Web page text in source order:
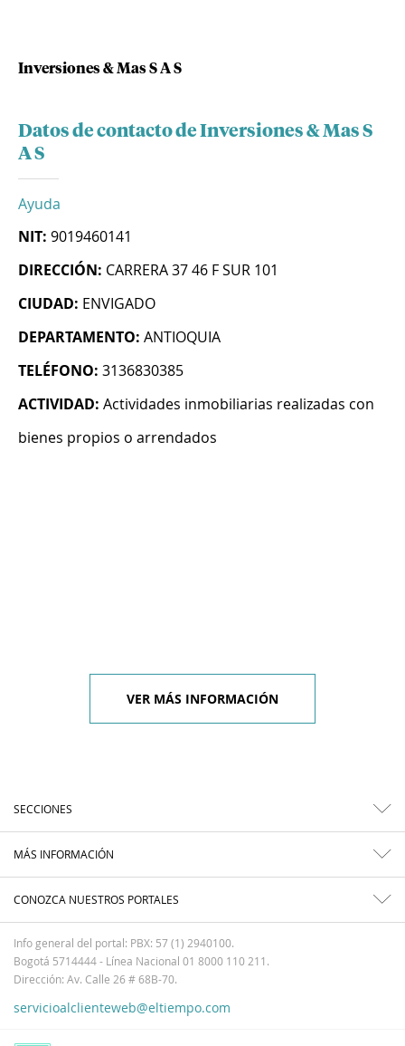
Inversiones & Mas S A S
Datos de contacto de Inversiones & Mas S
A S
Ayuda
NIT: 9019460141
DIRECCIÓN: CARRERA 37 46 F SUR 101
CIUDAD: ENVIGADO
DEPARTAMENTO: ANTIOQUIA
TELÉFONO: 3136830385
ACTIVIDAD: Actividades inmobiliarias realizadas con
bienes propios o arrendados
VER MÁS INFORMACIÓN
SECCIONES
MÁS INFORMACIÓN
CONOZCA NUESTROS PORTALES
Info general del portal: PBX: 57 (1) 2940100.
Bogotá 5714444 - Línea Nacional 01 8000 110 211.
Dirección: Av. Calle 26 # 68B-70.
servicioalclienteweb@eltiempo.com